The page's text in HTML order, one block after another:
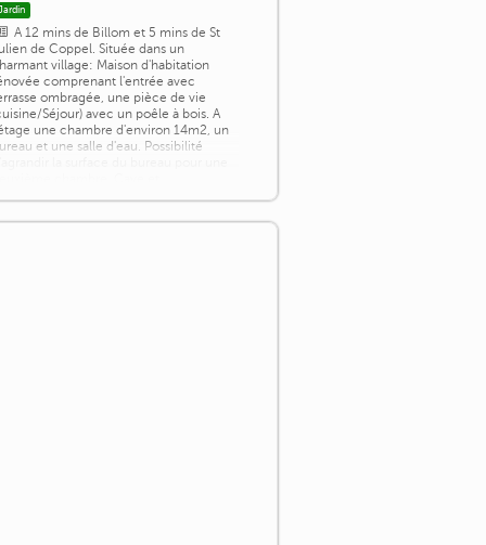
A 12 mins de Billom et 5 mins de St
de Coppel. Située dans un
village: Maison d'habitation
comprenant l'entrée avec
ombragée, une pièce de vie
Séjour) avec un poêle à bois. A
une chambre d'environ 14m2, un
et une salle d'eau. Possibilité